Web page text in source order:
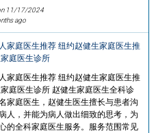
11/17/2024
ago
家庭医生推荐 纽约赵健生家庭医生推
庭医生诊所
家庭医生推荐 纽约赵健生家庭医生推
庭医生诊所 赵健生家庭医生全科诊
家庭医生，赵健生医生擅长与患者沟
人，并能为病人做出细致的思考，为
的全科家庭医生服务。服务范围常见